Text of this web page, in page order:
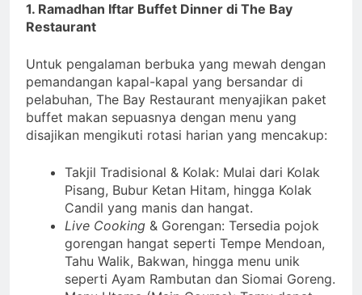
1. Ramadhan Iftar Buffet Dinner di The Bay
Restaurant
Untuk pengalaman berbuka yang mewah dengan
pemandangan kapal-kapal yang bersandar di
pelabuhan, The Bay Restaurant menyajikan paket
buffet makan sepuasnya dengan menu yang
disajikan mengikuti rotasi harian yang mencakup:
Takjil Tradisional & Kolak: Mulai dari Kolak
Pisang, Bubur Ketan Hitam, hingga Kolak
Candil yang manis dan hangat.
Live Cooking & Gorengan: Tersedia pojok
gorengan hangat seperti Tempe Mendoan,
Tahu Walik, Bakwan, hingga menu unik
seperti Ayam Rambutan dan Siomai Goreng.